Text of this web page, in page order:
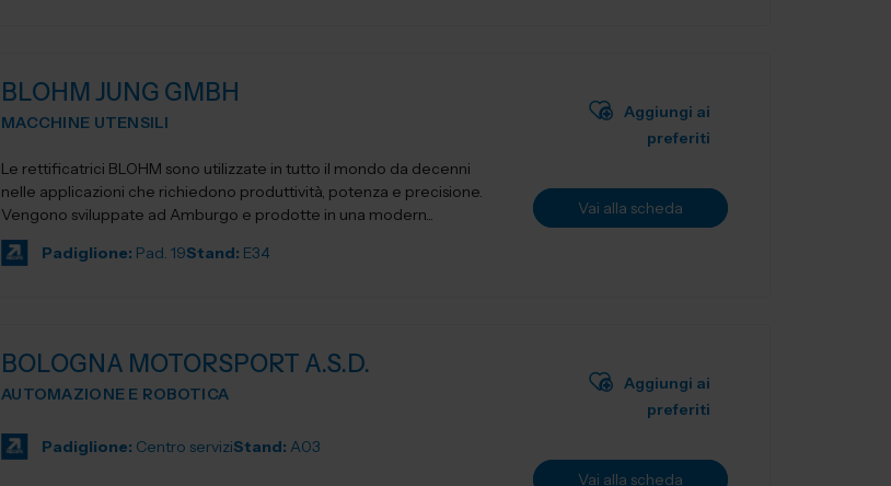
BLOHM JUNG GMBH
MACCHINE UTENSILI
Le rettificatrici BLOHM sono utilizzate in tutto il mondo da decenni
nelle applicazioni che richiedono produttività, potenza e precisione.
Vengono sviluppate ad Amburgo e prodotte in una modern...
Padiglione: Pad. 19Stand: E34
Aggiungi ai
preferiti
Vai alla scheda
BOLOGNA MOTORSPORT A.S.D.
AUTOMAZIONE E ROBOTICA
Padiglione: Centro serviziStand: A03
Aggiungi ai
preferiti
Vai alla scheda